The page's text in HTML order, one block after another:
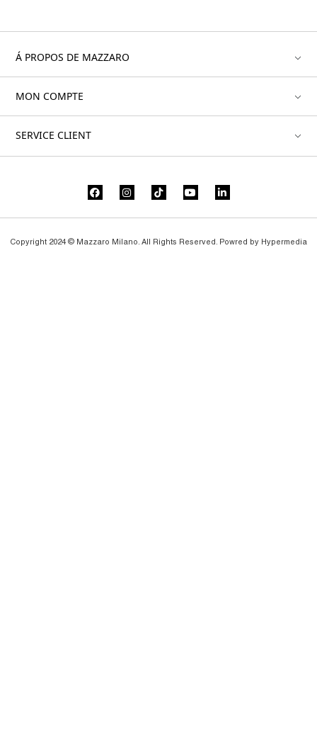
Á PROPOS DE MAZZARO
MON COMPTE
SERVICE CLIENT
Copyright 2024 © Mazzaro Milano. All Rights Reserved. Powred by Hypermedia